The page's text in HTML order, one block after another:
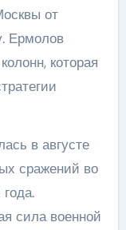
от
Ермолов
которая
в августе
сражений во
сила военной